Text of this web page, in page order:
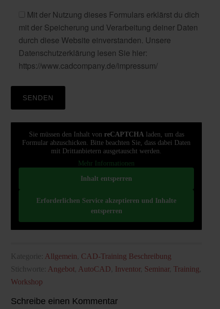
Mit der Nutzung dieses Formulars erklärst du dich
mit der Speicherung und Verarbeitung deiner Daten
durch diese Website einverstanden. Unsere
Datenschutzerklärung lesen Sie hier:
https://www.cadcompany.de/impressum/
Sie müssen den Inhalt von reCAPTCHAladen, um das
Formular abzuschicken. Bitte beachten Sie, dass dabei Daten
mit Drittanbietern ausgetauscht werden.
Mehr Informationen
Inhalt entsperren
Erforderlichen Service akzeptieren und Inhalte
entsperren
Kategorie: Allgemein CAD-Training Beschreibung
Stichworte: Angebot, AutoCAD Inventor, Seminar, Training
Workshop
Schreibe einen Kommentar